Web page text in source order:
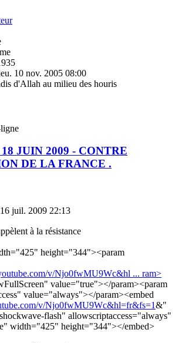
10 nov. 2005 08:00
d'Allah au milieu des houris
JUIN 2009 - CONTRE
DE LA FRANCE .
juil. 2009 22:13
à la résistance
height="344"><param
v/Njo0fwMU9Wc&hl ... ram>
value="true"></param><param
value="always"></param><embed
v/Njo0fwMU9Wc&hl=fr&fs=1&"
flash" allowscriptaccess="always"
width="425" height="344"></embed>